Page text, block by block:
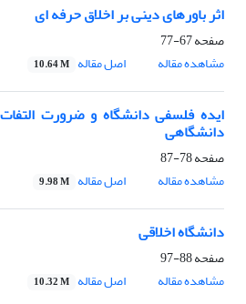
اثر باورهای دینی بر اخلاق حرفه ای
صفحه67-77
مشاهده مقاله
اصل مقاله 10.64 M
ایده فلسفی دانشگاه و ضرورت
دانشگاهی
صفحه78-87
مشاهده مقاله
اصل مقاله 9.98 M
دانشگاه اخلاقی
صفحه88-97
مشاهده مقاله
اصل مقاله 10.32 M